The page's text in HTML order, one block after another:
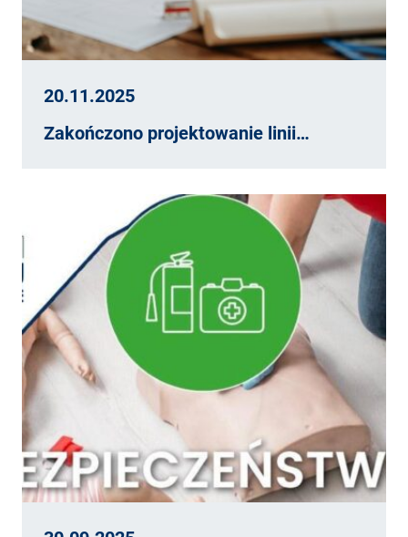
20.11.2025
Zakończono projektowanie linii…